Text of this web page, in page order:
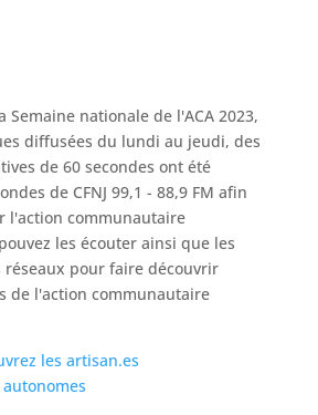
Semaine nationale de l'ACA 2023,
diffusées du lundi au jeudi, des
de 60 secondes ont été
de CFNJ 99,1 - 88,9 FM afin
l'action communautaire
les écouter ainsi que les
réseaux pour faire découvrir
de l'action communautaire
les artisan.es